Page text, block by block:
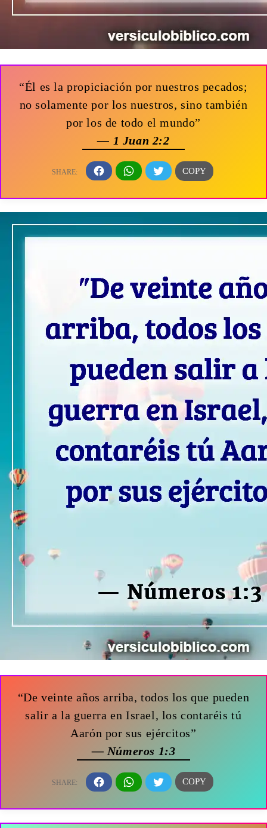
“Él es la propiciación por nuestros pecados;
no solamente por los nuestros, sino también
por los de todo el mundo”
— 1 Juan 2:2
“De veinte años arriba, todos los que pueden
salir a la guerra en Israel, los contaréis tú
Aarón por sus ejércitos”
— Números 1:3